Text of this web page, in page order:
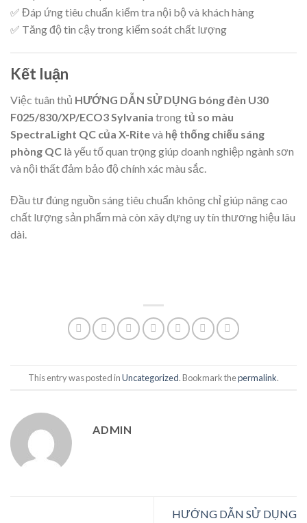
✅ Đáp ứng tiêu chuẩn kiểm tra nội bộ và khách hàng
✅ Tăng độ tin cậy trong kiểm soát chất lượng
Kết luận
Việc tuân thủ HƯỚNG DẪN SỬ DỤNG bóng đèn U30
F025/830/XP/ECO3 Sylvania trong tủ so màu
SpectraLight QC của X-Ritevà hệ thống chiếu sáng
phòng QC là yếu tố quan trọng giúp doanh nghiệp ngành sơn
và nội thất đảm bảo độ chính xác màu sắc.
Đầu tư đúng nguồn sáng tiêu chuẩn không chỉ giúp nâng cao
chất lượng sản phẩm mà còn xây dựng uy tín thương hiệu lâu
dài.
This entry was posted inUncategorized. Bookmark thepermalink.
ADMIN
HƯỚNG DẪN SỬ DỤNG